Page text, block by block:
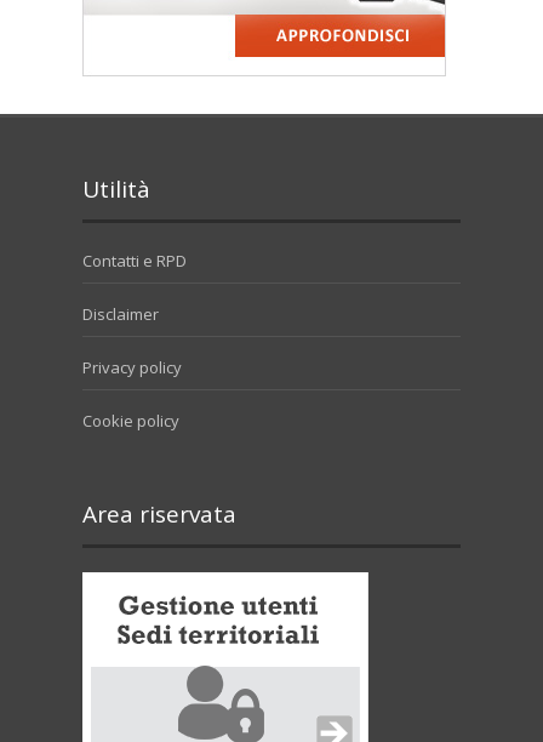
Utilità
Contatti e RPD
Disclaimer
Privacy policy
Cookie policy
Area riservata